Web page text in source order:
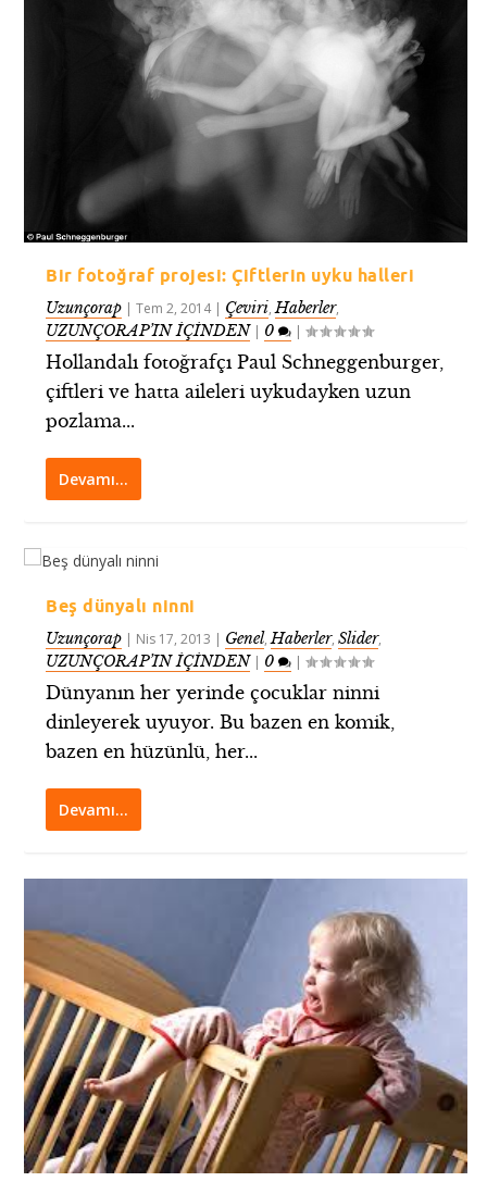
Bir fotoğraf projesi: Çiftlerin uyku halleri
Uzunçorap |Tem 2, 2014| Çeviri,Haberler,
UZUNÇORAP’IN İÇİNDEN| 0 |
Hollandalı fotoğrafçı Paul Schneggenburger,
çiftleri ve hatta aileleri uykudayken uzun
pozlama...
Devamı…
Beş dünyalı ninni
Uzunçorap | Nis 17, 2013 | Genel,Haberler,Slider,
UZUNÇORAP’IN İÇİNDEN| 0 |
Dünyanın her yerinde çocuklar ninni
dinleyerek uyuyor. Bu bazen en komik,
bazen en hüzünlü, her...
Devamı…